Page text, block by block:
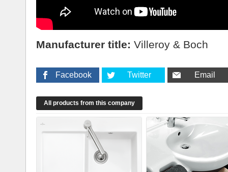
Manufacturer title: Villeroy & Boch
Facebook Twitter Email
All products from this company